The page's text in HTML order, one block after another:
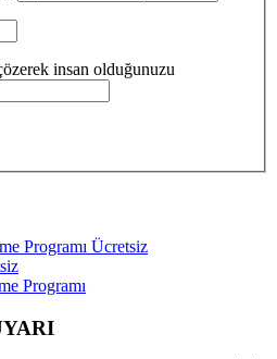
insan olduğunuzu
Programı Ücretsiz
Programı